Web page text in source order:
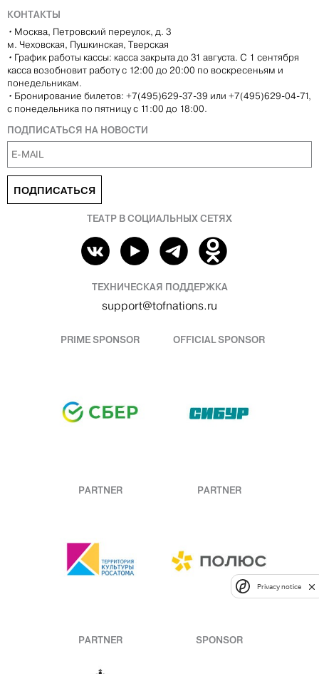
КОНТАКТЫ
• Москва, Петровский переулок, д. 3
м. Чеховская, Пушкинская, Тверская
• График работы кассы: касса закрыта до 31 августа. С 1 сентября
касса возобновит работу с 12:00 до 20:00 по воскресеньям и
понедельникам.
• Бронирование билетов: +7(495)629-37-39 или +7(495)629-04-71,
с понедельника по пятницу с 11:00 до 18:00.
ПОДПИСАТЬСЯ НА НОВОСТИ
ПОДПИСАТЬСЯ
ТЕАТР В СОЦИАЛЬНЫХ СЕТЯХ
ТЕХНИЧЕСКАЯ ПОДДЕРЖКА
support@tofnations.ru
PRIME SPONSOR OFFICIAL SPONSOR
PARTNER PARTNER
PARTNER SPONSOR
Privacy notice